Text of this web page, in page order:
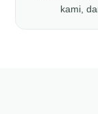
kami,